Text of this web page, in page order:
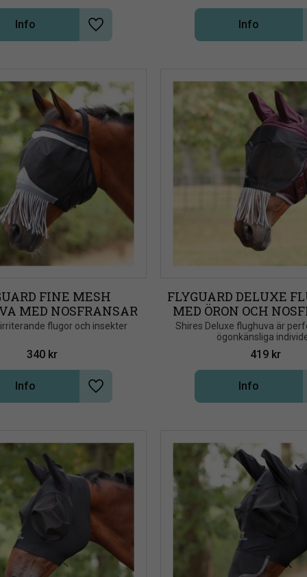
Lägg till i önskelista
Info Info
FINE MESH
MED NOSFRANSAR
flugor och insekter
340kr
Lägg till i önskelista
Info
FLYGUARD DELUXE
MED ÖRON OCH
​Shires Deluxe flughuva är
ögonkänsliga
419kr
Info